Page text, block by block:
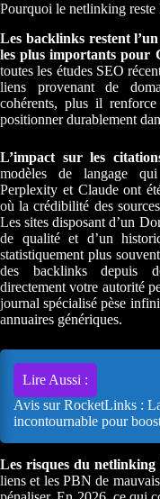
Pourquoi le netlinking
Les backlinks restent
les plus importants pour
toutes les études SEO
liens provenant de
cohérents, plus il
positionner durablement
L’impact sur les
modèles de langage
Perplexity et Claude ont
où la crédibilité des
Les sites disposant d’un
de qualité et d’un
statistiquement plus
des backlinks depuis
directement votre autorité
journal spécialisé pèse
annuaires génériques.
Lire Aussi :
Avis sur RocketLinks :
incontournable pour
Les risques du netlinking
liens et les PBN de